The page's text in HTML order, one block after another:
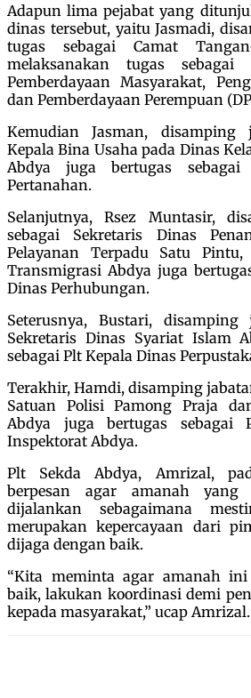
Adapun lima pejabat yang
dinas tersebut, yaitu Jasmadi,
tugas sebagai Camat
melaksanakan tugas
Pemberdayaan Masyarakat,
dan Pemberdayaan Perempuan
Kemudian Jasman, disamping
Kepala Bina Usaha pada Dinas
Abdya juga bertugas
Pertanahan.
Selanjutnya, Rsez Muntasir,
sebagai Sekretaris Dinas
Pelayanan Terpadu Satu
Transmigrasi Abdya juga
Dinas Perhubungan.
Seterusnya, Bustari, disamping
Sekretaris Dinas Syariat Islam
sebagai Plt Kepala Dinas
Terakhir, Hamdi, disamping
Satuan Polisi Pamong Praja
Abdya juga bertugas sebagai
Inspektorat Abdya.
Plt Sekda Abdya, Amrizal,
berpesan agar amanah yang
dijalankan sebagaimana
merupakan kepercayaan dari
dijaga dengan baik.
“Kita meminta agar amanah
baik, lakukan koordinasi demi
kepada masyarakat,” ucap Amrizal.